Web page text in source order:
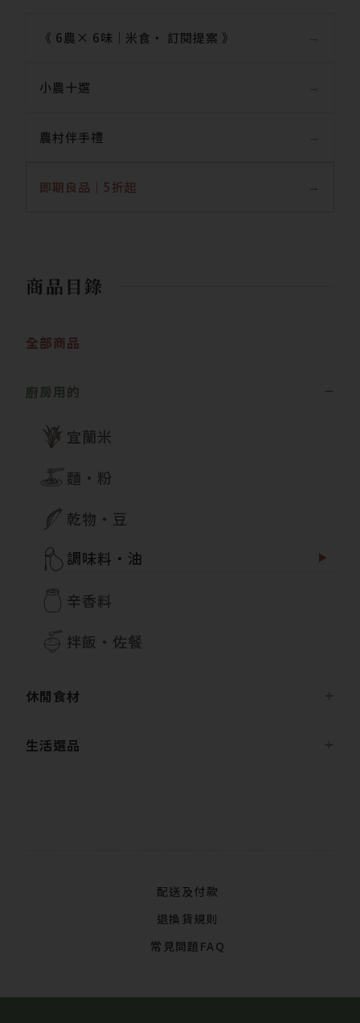
《 6農× 6味｜米食‧ 訂閱提案 》
小農十選
農村伴手禮
即期良品｜5折起
商品目錄
全部商品
廚房用的
宜蘭米
麵・粉
乾物・豆
調味料・油
辛香料
拌飯・佐餐
休閒食材
生活選品
配送及付款
退換貨規則
常見問題FAQ